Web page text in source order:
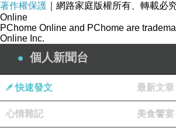
著作權保護 ｜網路家庭版權所有、轉載必
Online
PChome Online and PChome are
Online Inc.
個人新聞台
快速發文 最新文章
心情雜記 美食饗宴